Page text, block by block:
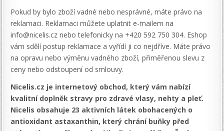
Pokud by bylo zboží vadné nebo nesprávné, máte právo na
reklamaci. Reklamaci můžete uplatnit e-mailem na
info@nicelis.cz nebo telefonicky na +420 592 750 304. Eshop
vám sdělí postup reklamace a vyřídí ji co nejdříve. Máte právo
na opravu nebo výměnu vadného zboží, přiměřenou slevu z
ceny nebo odstoupení od smlouvy.
Nicelis.cz je internetový obchod, který vám nabízí
kvalitní doplněk stravy pro zdravé vlasy, nehty a pleť.
Nicelis obsahuje 23 aktivních látek obohacených o
antioxidant astaxanthin, který chrání buňky před